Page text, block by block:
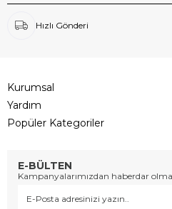
Hızlı Gönderi
Kurumsal
Yardım
Popüler Kategoriler
E-BÜLTEN
Kampanyalarımızdan haberdar